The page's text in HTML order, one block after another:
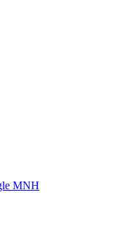
MNH